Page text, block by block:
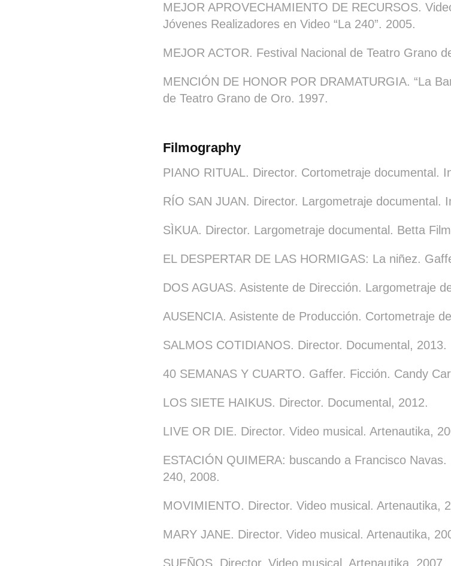
MEJOR APROVECHAMIENTO DE RECURSOS.
Jóvenes Realizadores en Video “La 240”. 2005.
MEJOR ACTOR. Festival Nacional de Teatro Grano
MENCIÓN DE HONOR POR DRAMATURGIA. “La
de Teatro Grano de Oro. 1997.
Filmography
PIANO RITUAL. Director. Cortometraje documental.
RÍO SAN JUAN. Director. Largometraje documental.
SÌKUA. Director. Largometraje documental. Betta
EL DESPERTAR DE LAS HORMIGAS: La niñez.
DOS AGUAS. Asistente de Dirección. Largometraje
AUSENCIA. Asistente de Producción. Cortometraje
SALMOS COTIDIANOS. Director. Documental, 2013.
40 SEMANAS Y CUARTO. Gaffer. Ficción. Candy
LOS SIETE HAIKUS. Director. Documental, 2012.
LIVE OR DIE. Director. Video musical. Artenautika,
ESTACIÓN QUIMERA: buscando a Francisco
240, 2008.
MOVIMIENTO. Director. Video musical. Artenautika,
MARY JANE. Director. Video musical. Artenautika,
SUEÑOS. Director. Video musical. Artenautika, 2007.